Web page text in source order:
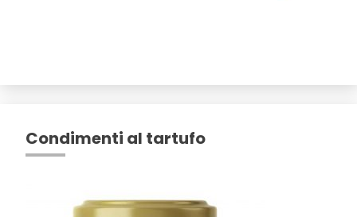
Condimenti al tartufo